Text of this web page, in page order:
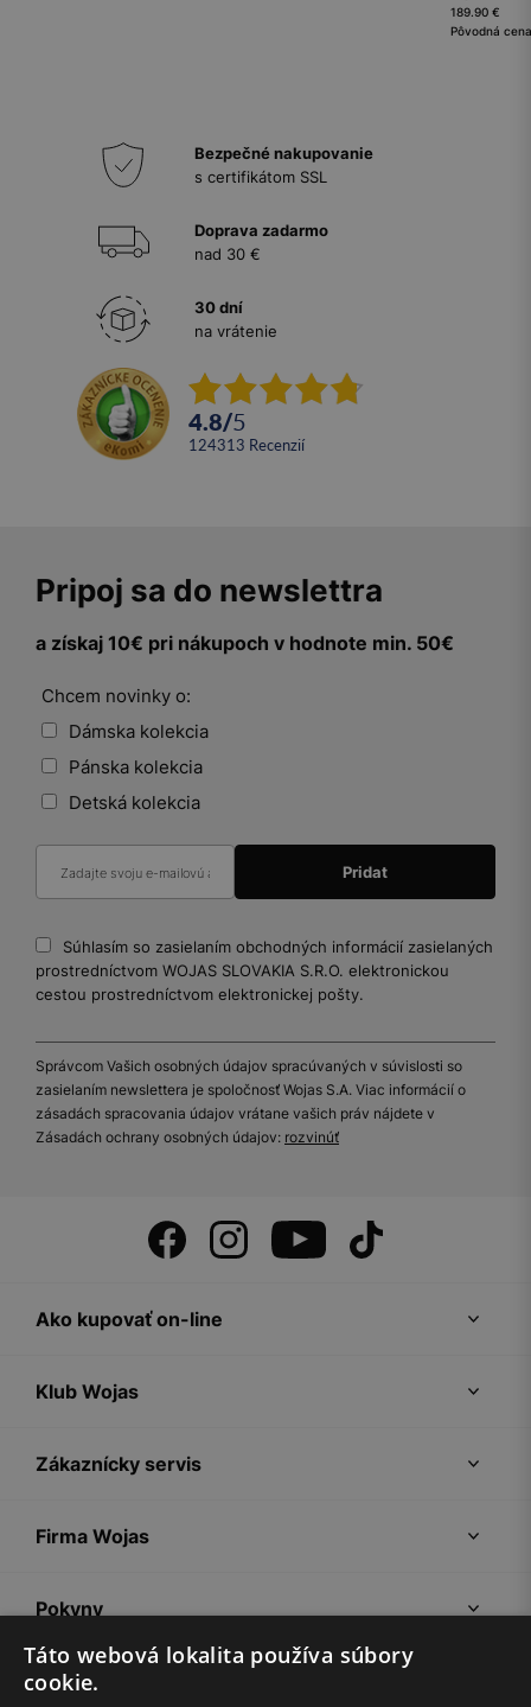
189.90 €
Pôvodná
Bezpečné nakupovanie
s certifikátom SSL
Doprava zadarmo
nad 30 €
30 dní
na vrátenie
4.8/5
124313 recenzií
Pripoj sa do newslettra
a získaj 10€ pri nákupoch v hodnote min. 50€
Chcem novinky o:
Dámska kolekcia
Pánska kolekcia
Detská kolekcia
Súhlasím so zasielaním obchodných informácií zasielaných
prostredníctvom WOJAS SLOVAKIA S.R.O. elektronickou
cestou prostredníctvom elektronickej pošty.
Správcom Vašich osobných údajov spracúvaných v súvislosti so
zasielaním newslettera je spoločnosť Wojas S.A. Viac informácií o
zásadách spracovania údajov vrátane vašich práv nájdete v
Zásadách ochrany osobných údajov: rozvinúť
Ako kupovať on-line
Klub Wojas
Zákaznícky servis
Firma Wojas
Pokyny
Táto webová lokalita používa súbory
cookie.